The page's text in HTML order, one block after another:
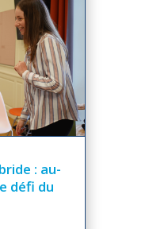
: au-
défi du